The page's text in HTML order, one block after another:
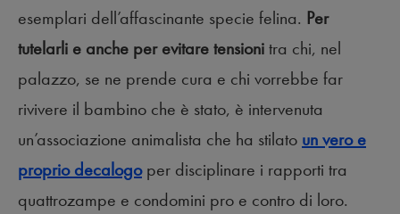
esemplari dell’affascinante specie felina. Per
tutelarli e anche per evitare tensionitra chi, nel
palazzo, se ne prende cura e chi vorrebbe far
rivivere il bambino che è stato, è intervenuta
un’associazione animalista che ha stilato un vero e
proprio decalogoper disciplinare i rapporti tra
quattrozampe e condomini pro e contro di loro.